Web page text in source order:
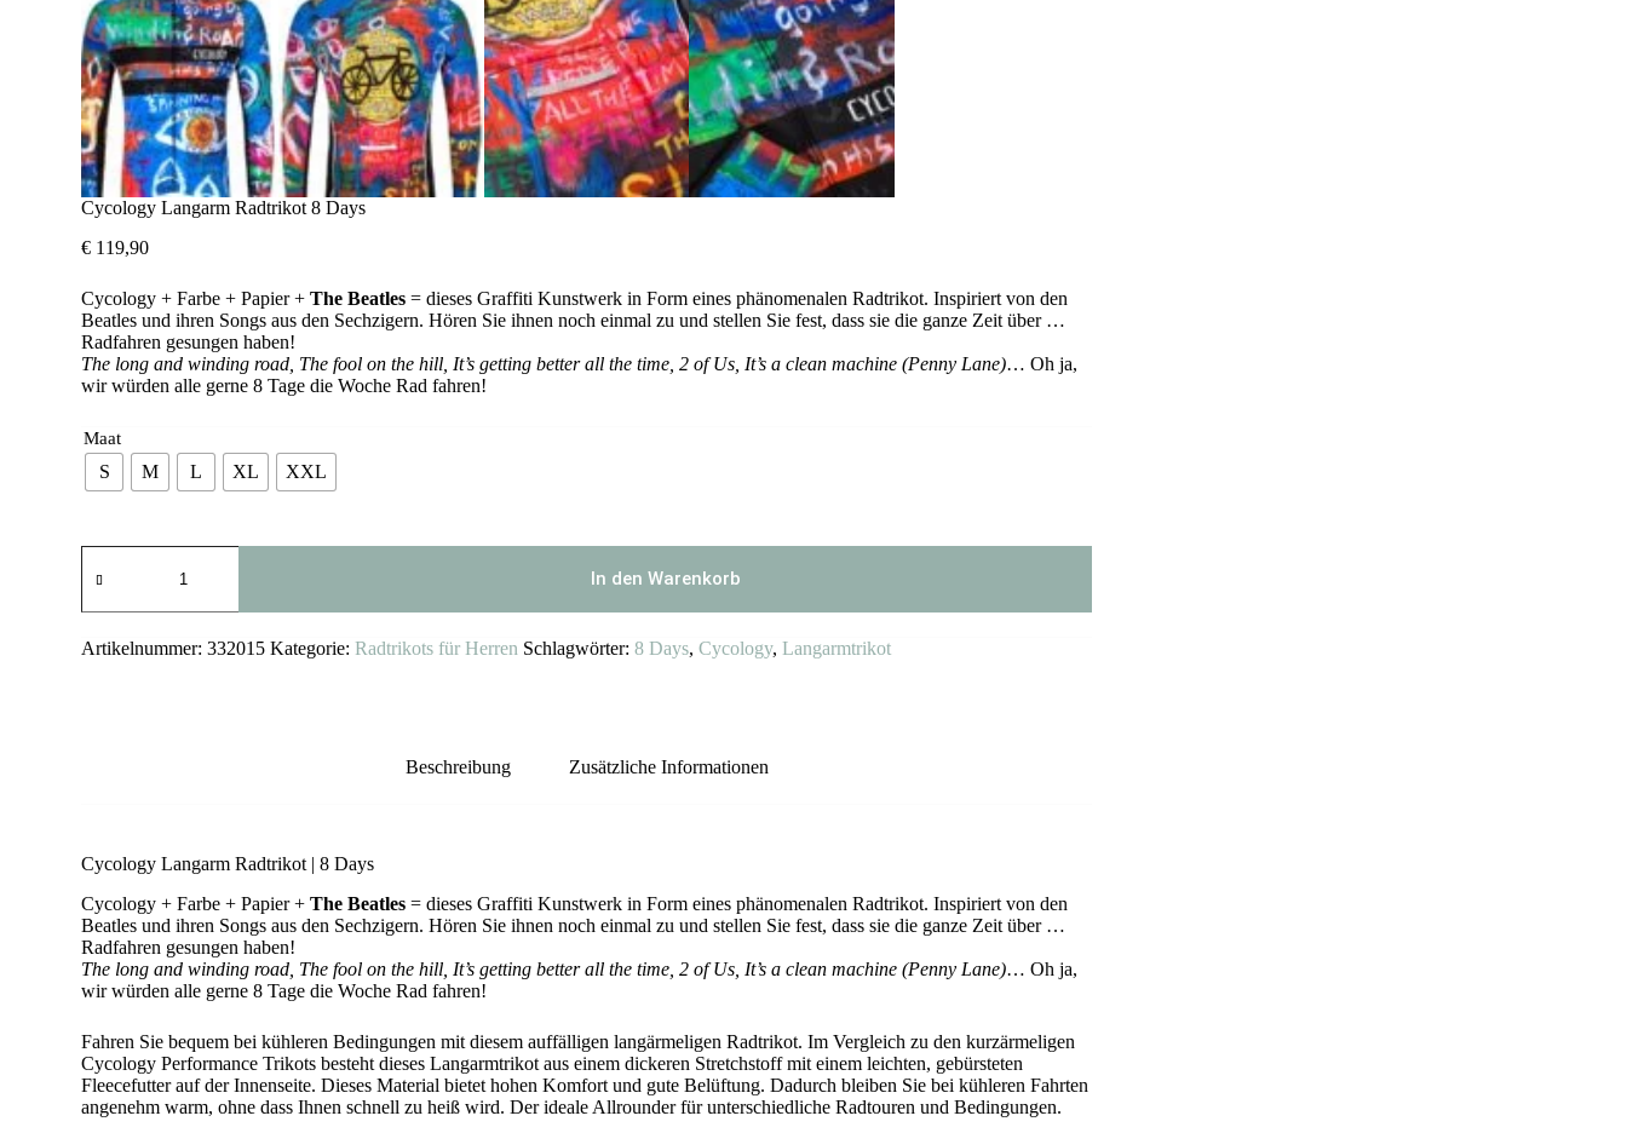
Cycology Langarm Radtrikot 8 Days
€ 119,90
Cycology + Farbe + Papier +The Beatles = dieses Graffiti Kunstwerk in Form eines phänomenalen Radtrikot. Inspiriert von den
Beatles und ihren Songs aus den Sechzigern. Hören Sie ihnen noch einmal zu und stellen Sie fest, dass sie die ganze Zeit über …
Radfahren gesungen haben!
The long and winding road, The fool on the hill, It’s getting better all the time, 2 of Us, It’s a clean machine (Penny Lane)… Oh ja,
wir würden alle gerne 8 Tage die Woche Rad fahren!
Maat
S M L XL XXL
Langarm
8
Menge
In den Warenkorb
Artikelnummer:332015 Kategorie:Radtrikots für Herren Schlagwörter:8 Days,Cycology,Langarmtrikot
Beschreibung Zusätzliche Informationen
Cycology Langarm Radtrikot | 8 Days
Cycology + Farbe + Papier +The Beatles = dieses Graffiti Kunstwerk in Form eines phänomenalen Radtrikot. Inspiriert von den
Beatles und ihren Songs aus den Sechzigern. Hören Sie ihnen noch einmal zu und stellen Sie fest, dass sie die ganze Zeit über …
Radfahren gesungen haben!
The long and winding road, The fool on the hill, It’s getting better all the time, 2 of Us, It’s a clean machine (Penny Lane)… Oh ja,
wir würden alle gerne 8 Tage die Woche Rad fahren!
Fahren Sie bequem bei kühleren Bedingungen mit diesem auffälligen langärmeligen Radtrikot. Im Vergleich zu den kurzärmeligen
Cycology Performance Trikots besteht dieses Langarmtrikot aus einem dickeren Stretchstoff mit einem leichten, gebürsteten
Fleecefutter auf der Innenseite. Dieses Material bietet hohen Komfort und gute Belüftung. Dadurch bleiben Sie bei kühleren Fahrten
angenehm warm, ohne dass Ihnen schnell zu heiß wird. Der ideale Allrounder für unterschiedliche Radtouren und Bedingungen.